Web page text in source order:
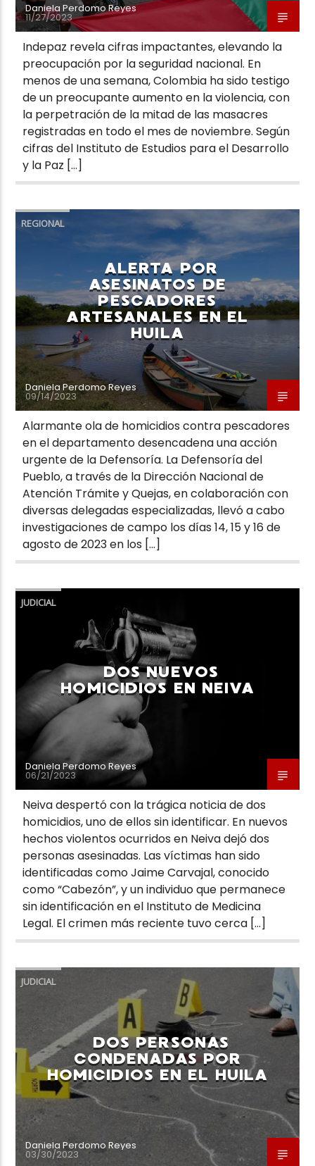
Daniela Perdomo Reyes
11/27/2023
Indepaz revela cifras impactantes, elevando la
preocupación por la seguridad nacional. En
menos de una semana, Colombia ha sido testigo
de un preocupante aumento en la violencia, con
la perpetración de la mitad de las masacres
registradas en todo el mes de noviembre. Según
cifras del Instituto de Estudios para el Desarrollo
y la Paz […]
REGIONAL
ALERTA POR
ASESINATOS DE
PESCADORES
ARTESANALES EN EL
HUILA
Daniela Perdomo Reyes
09/14/2023
Alarmante ola de homicidios contra pescadores
en el departamento desencadena una acción
urgente de la Defensoría. La Defensoría del
Pueblo, a través de la Dirección Nacional de
Atención Trámite y Quejas, en colaboración con
diversas delegadas especializadas, llevó a cabo
investigaciones de campo los días 14, 15 y 16 de
agosto de 2023 en los […]
JUDICIAL
DOS NUEVOS
HOMICIDIOS EN NEIVA
Daniela Perdomo Reyes
06/21/2023
Neiva despertó con la trágica noticia de dos
homicidios, uno de ellos sin identificar. En nuevos
hechos violentos ocurridos en Neiva dejó dos
personas asesinadas. Las víctimas han sido
identificadas como Jaime Carvajal, conocido
como “Cabezón”, y un individuo que permanece
sin identificación en el Instituto de Medicina
Legal. El crimen más reciente tuvo cerca […]
JUDICIAL
DOS PERSONAS
CONDENADAS POR
HOMICIDIOS EN EL HUILA
Daniela Perdomo Reyes
03/30/2023